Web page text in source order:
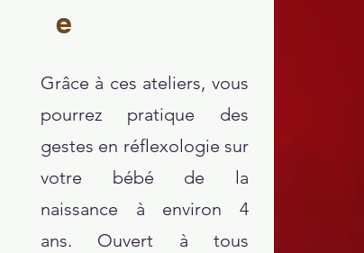
e
Grâce à ces ateliers, vous
pourrez pratique des
gestes en réflexologie sur
votre bébé de la
naissance à environ 4
ans. Ouvert à tous